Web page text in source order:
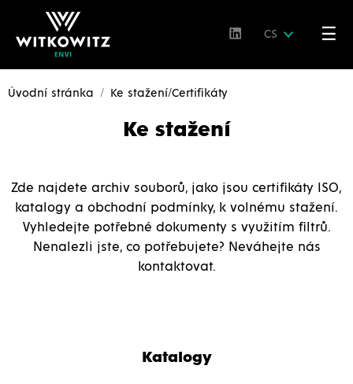
CS ☰
Úvodní stránka Ke stažení/Certifikáty
Ke stažení
Zde najdete archiv souborů, jako jsou certifikáty ISO,
katalogy a obchodní podmínky, k volnému stažení.
Vyhledejte potřebné dokumenty s využitím filtrů.
Nenalezli jste, co potřebujete? Neváhejte nás
kontaktovat.
Katalogy